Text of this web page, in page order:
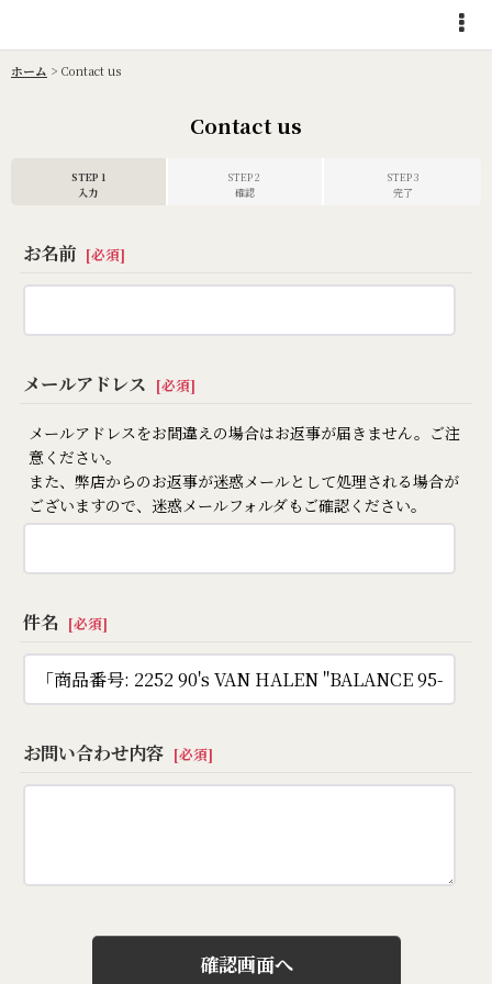
ホーム > Contact us
Contact us
STEP 1
入力
STEP 2
確認
STEP 3
完了
お名前 [必須]
メールアドレス [必須]
メールアドレスをお間違えの場合はお返事が届きません。ご注
意ください。
また、弊店からのお返事が迷惑メールとして処理される場合が
ございますので、迷惑メールフォルダもご確認ください。
件名 [必須]
お問い合わせ内容 [必須]
確認画面へ